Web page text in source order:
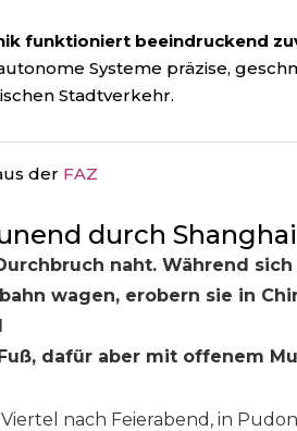
funktioniert beeindruckend
Systeme präzise,
Stadtverkehr.
der FAZ
durch Shanghai
naht. Während
wagen, erobern sie in
dafür aber mit offenem
Viertel nach Feierabend, in